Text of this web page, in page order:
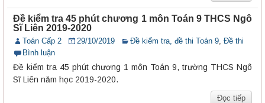
Đề kiểm tra 45 phút chương 1 môn Toán 9 THCS Ngô
Sĩ Liên 2019-2020
Toán Cấp 2 29/10/2019 Đề kiểm tra, đề thi Toán 9, Đề thi
Bình luận
Đề kiểm tra 45 phút chương 1 môn Toán 9, trường THCS Ngô
Sĩ Liên năm học 2019-2020.
Đọc tiếp